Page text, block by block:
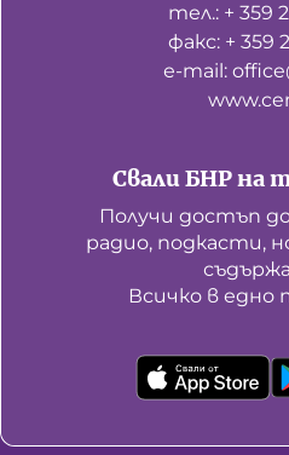
Свали БНР на
Получи достъп
радио, подкасти,
Всичко в едно
тел.: + 359
факс: + 359
е-mail: